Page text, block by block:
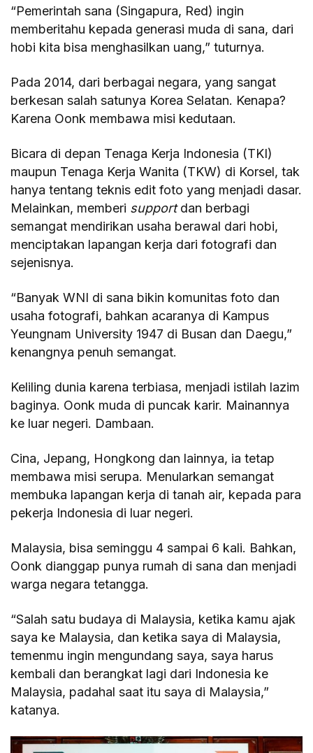
“Pemerintah sana (Singapura, Red) ingin
memberitahu kepada generasi muda di sana, dari
hobi kita bisa menghasilkan uang,” tuturnya.
Pada 2014, dari berbagai negara, yang sangat
berkesan salah satunya Korea Selatan. Kenapa?
Karena Oonk membawa misi kedutaan.
Bicara di depan Tenaga Kerja Indonesia (TKI)
maupun Tenaga Kerja Wanita (TKW) di Korsel, tak
hanya tentang teknis edit foto yang menjadi dasar.
Melainkan, memberi supportdan berbagi
semangat mendirikan usaha berawal dari hobi,
menciptakan lapangan kerja dari fotografi dan
sejenisnya.
“Banyak WNI di sana bikin komunitas foto dan
usaha fotografi, bahkan acaranya di Kampus
Yeungnam University 1947 di Busan dan Daegu,”
kenangnya penuh semangat.
Keliling dunia karena terbiasa, menjadi istilah lazim
baginya. Oonk muda di puncak karir. Mainannya
ke luar negeri. Dambaan.
Cina, Jepang, Hongkong dan lainnya, ia tetap
membawa misi serupa. Menularkan semangat
membuka lapangan kerja di tanah air, kepada para
pekerja Indonesia di luar negeri.
Malaysia, bisa seminggu 4 sampai 6 kali. Bahkan,
Oonk dianggap punya rumah di sana dan menjadi
warga negara tetangga.
“Salah satu budaya di Malaysia, ketika kamu ajak
saya ke Malaysia, dan ketika saya di Malaysia,
temenmu ingin mengundang saya, saya harus
kembali dan berangkat lagi dari Indonesia ke
Malaysia, padahal saat itu saya di Malaysia,”
katanya.